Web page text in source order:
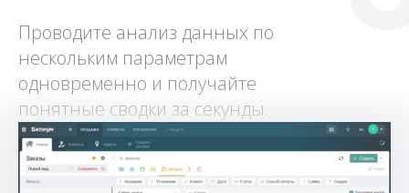
Проводите анализ данных по
нескольким параметрам
одновременно и получайте
понятные сводки за секунды.